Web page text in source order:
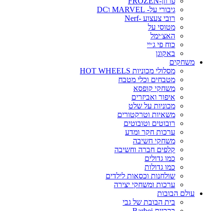
גיבורי על- MARVEL וDC
רובי צעצוע -Nerf
מטוסי על
האצ׳ימל
כוח פי ג׳יי
באקוגן
משחקים
מסלולי מכוניות HOT WHEELS
מטבחים וכלי מטבח
משחקי קופסא
איפור ואביזרים
מכוניות על שלט
משאיות וטרקטורים
רובוטים וטובוטים
ערכות חקר ומדע
משחקי חשיבה
קלפים חברה וחשיבה
כמו גדולים
כמו גדולות
שולחנות וכסאות לילדים
ערכות ומשחקי יצירה
עולם הבובות
בית הבובת של גבי